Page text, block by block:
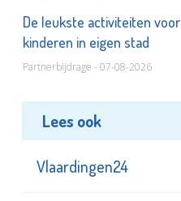
De leukste activiteiten voor
kinderen in eigen stad
Partnerbijdrage - 07-08-2026
Lees ook
Vlaardingen24